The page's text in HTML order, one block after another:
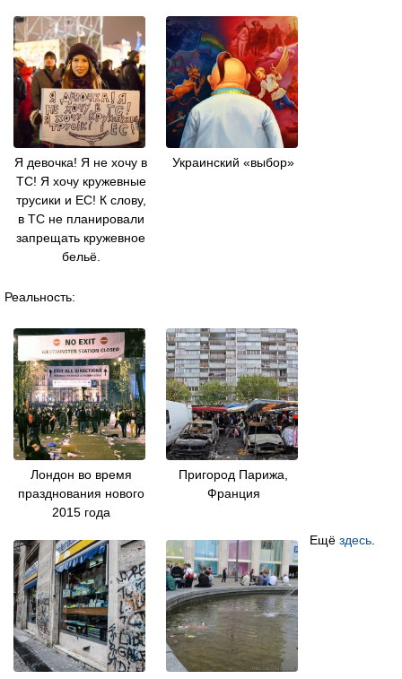
Я девочка! Я не хочу в
ТС! Я хочу кружевные
трусики и EC! К слову,
в ТС не планировали
запрещать кружевное
бельё.
Украинский «выбор»
Реальность:
Лондон во время
празднования нового
2015 года
Пригород Парижа,
Франция
Ещё здесь